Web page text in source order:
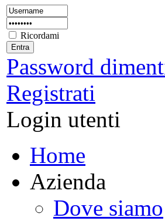
Ricordami
Password
Registrati
Login utenti
Home
Azienda
Dove siamo